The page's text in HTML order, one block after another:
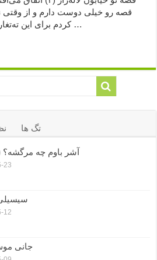
قصه رو خیلی دوست دارم و از وقتی
کردم برای این ته‌تغاری، نقشه‌ها داشتم و بارها …
تگ ها
آشر باوم چه مرگشه؟
23
12
جانی